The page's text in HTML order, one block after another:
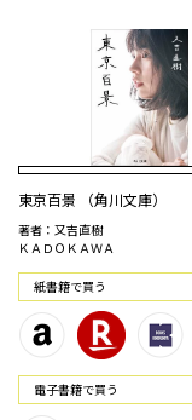
東京百景 （角川文庫）
著者：又吉直樹
ＫＡＤＯＫＡＷＡ
紙書籍で買う
電⼦書籍で買う